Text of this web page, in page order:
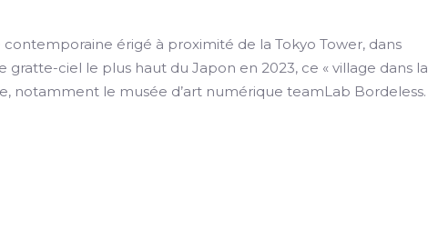
érigé à proximité de la Tokyo Tower, dans
ciel le plus haut du Japon en 2023, ce « village dans la
notamment le musée d’art numérique teamLab Bordeless.